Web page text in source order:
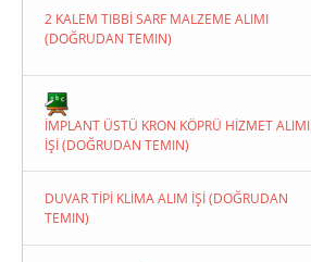
2 KALEM TIBBİ SARF MALZEME ALIMI
(DOĞRUDAN TEMIN)
İMPLANT ÜSTÜ KRON KÖPRÜ HİZMET ALIMI
İŞİ (DOĞRUDAN TEMIN)
DUVAR TİPİ KLİMA ALIM İŞİ (DOĞRUDAN
TEMIN)